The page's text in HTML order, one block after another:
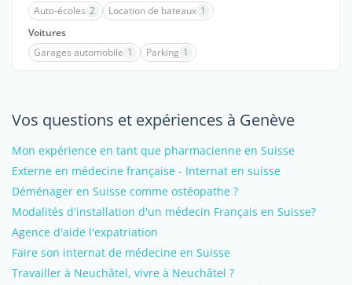
Auto-écoles 2 Location de bateaux 1
Voitures
Garages automobile 1 Parking 1
Vos questions et expériences à Genève
Mon expérience en tant que pharmacienne en Suisse
Externe en médecine française - Internat en suisse
Déménager en Suisse comme ostéopathe ?
Modalités d'installation d'un médecin Français en Suisse?
Agence d'aide l'expatriation
Faire son internat de médecine en Suisse
Travailler à Neuchâtel, vivre à Neuchâtel ?